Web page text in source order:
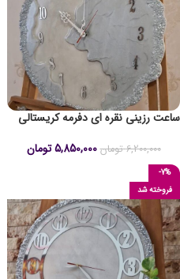
ساعت رزینی نقره ای دفرمه کریستالی
6,200,000 تومان 5,850,000 تومان
-7%
فروخته شد